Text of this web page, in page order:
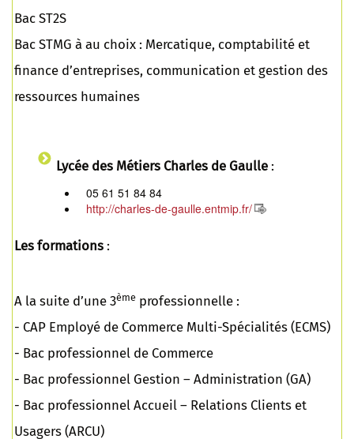
Bac ST2S
Bac STMG à au choix : Mercatique, comptabilité et
finance d’entreprises, communication et gestion des
ressources humaines
Lycée des Métiers Charles de Gaulle :
05 61 51 84 84
http://charles-de-gaulle.entmip.fr/
Les formations :
A la suite d’une 3ème professionnelle :
- CAP Employé de Commerce Multi-Spécialités (ECMS)
- Bac professionnel de Commerce
- Bac professionnel Gestion – Administration (GA)
- Bac professionnel Accueil – Relations Clients et
Usagers (ARCU)